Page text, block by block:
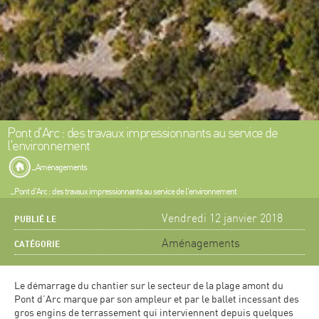
Pont d'Arc : des travaux impressionnants au service de
l'environnement
Aménagements
Pont d'Arc : des travaux impressionnants au service de l'environnement
PUBLIÉ LE Vendredi 12 janvier 2018
CATÉGORIE Aménagements
Le démarrage du chantier sur le secteur de la plage amont du
Pont d’Arc marque par son ampleur et par le ballet incessant des
gros engins de terrassement qui interviennent depuis quelques